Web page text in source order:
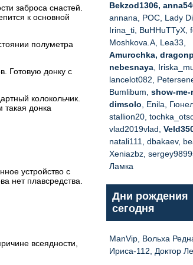
заброса снастей.
к основной
полуметра
Готовую донку с
колокольчик.
донка
устройство с
нет плавсредства.
всеядности,
Bekzod1306,
annana, РОС, Lady
Irina_ti, BuHHuTTyX,
Moshkova.A, Lea33,
Amurochka,
nebesnaya ,
lancelot082,
Bumlibum, show-me-
dimsolo , Enila,
stallion20,
vlad2019vlad,
natali111, dbakaev,
Xeniazbz,
Ламка
Дни рождения
сегодня
ManVip, Вольха
Ириса-112, Доктор